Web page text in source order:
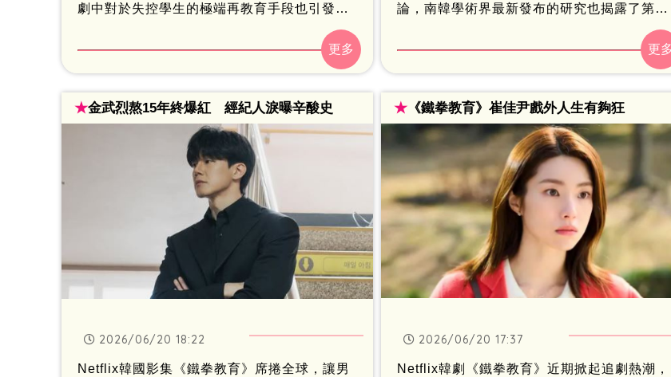
劇中對於失控學生的極端再教育手段也引發輿
論激辯。然而，現實世界中的校園失序現況往
往比虛構戲劇更令社會大眾感到憂心。南韓濟
續2次利用校園開放的維安漏洞，擅自闖入鄰近
國小校舍內，針對特定女性教師的個人辦公用
品及座椅實施帶有強烈性暗示與羞辱性的破壞
行為。這起極端的校園治安事件不僅重創受害
教師的身心，更讓南韓社會再度關注校園安全
防護網與教師維權機制的結構性失能。
論，南韓學術界最新發布的研究也揭露了第一
線基層教職員所面臨的嚴峻職場困境。根據南
韓權威教育研究機構最新公布的跨年度對比報
中，長期處於擔心遭到學生家長惡意投訴或刑
事檢舉的巨大精神壓力之下。研究更打破過往
傳統認知，證實這種來自家庭端的職場壓迫並
不會隨著教師教學資歷的累積而有所改善，甚
至連許多資深教職員都坦言在面對家長溝通時
感到極度無力。
★金武烈熬15年終爆紅 經紀人淚曝辛酸史
2026/06/20 18:22
Netflix韓國影集《鐵拳教育》席捲全球，讓男
★《鐵拳教育》崔佳尹戲外人生有夠狂
2026/06/20 17:37
Netflix韓劇《鐵拳教育》近期掀起追劇熱潮，